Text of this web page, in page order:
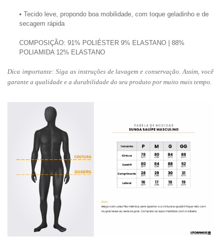
• Tecido leve, propondo boa mobilidade, com toque geladinho e de
secagem rápida
COMPOSIÇÃO: 91% POLIÉSTER 9% ELASTANO | 88%
POLIAMIDA 12% ELASTANO
Dica importante: Siga as instruções de lavagem e conservação. Assim, você
garante a qualidade e a durabilidade do seu produto por muito mais tempo.